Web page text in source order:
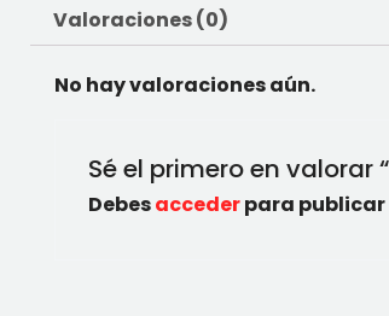
Valoraciones (0)
No hay valoraciones aún.
Sé el primero en valorar
Debesaccederpara publicar